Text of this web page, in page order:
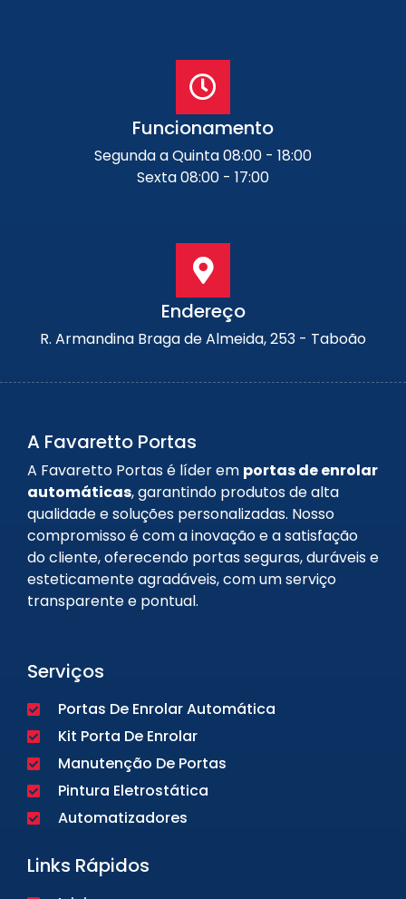
Funcionamento
Segunda a Quinta 08:00 - 18:00
Sexta 08:00 - 17:00
Endereço
R. Armandina Braga de Almeida, 253 - Taboão
A Favaretto Portas
A Favaretto Portas é líder em portas de enrolar
automáticas, garantindo produtos de alta
qualidade e soluções personalizadas. Nosso
compromisso é com a inovação e a satisfação
do cliente, oferecendo portas seguras, duráveis e
esteticamente agradáveis, com um serviço
transparente e pontual.
Serviços
Portas De Enrolar Automática
Kit Porta De Enrolar
Manutenção De Portas
Pintura Eletrostática
Automatizadores
Links Rápidos